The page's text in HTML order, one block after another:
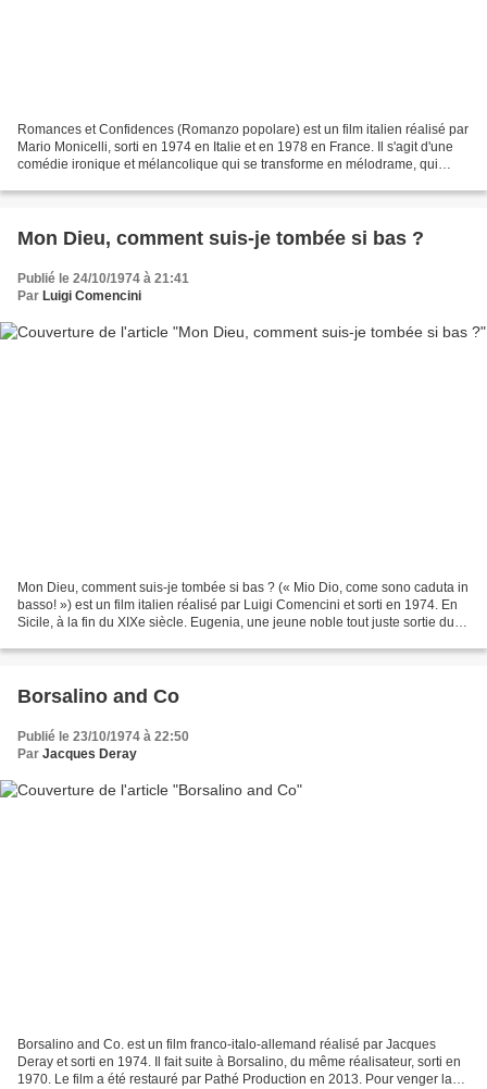
Romances et Confidences (Romanzo popolare) est un film italien réalisé par
Mario Monicelli, sorti en 1974 en Italie et en 1978 en France. Il s'agit d'une
comédie ironique et mélancolique qui se transforme en mélodrame, qui
Mon Dieu, comment suis-je tombée si bas ?
Publié le 24/10/1974 à 21:41
Par Luigi Comencini
Mon Dieu, comment suis-je tombée si bas ? (« Mio Dio, come sono caduta in
basso! ») est un film italien réalisé par Luigi Comencini et sorti en 1974. En
Sicile, à la fin du XIXe siècle. Eugenia, une jeune noble tout juste sortie du
Borsalino and Co
Publié le 23/10/1974 à 22:50
Par Jacques Deray
Borsalino and Co. est un film franco-italo-allemand réalisé par Jacques
Deray et sorti en 1974. Il fait suite à Borsalino, du même réalisateur, sorti en
1970. Le film a été restauré par Pathé Production en 2013. Pour venger la